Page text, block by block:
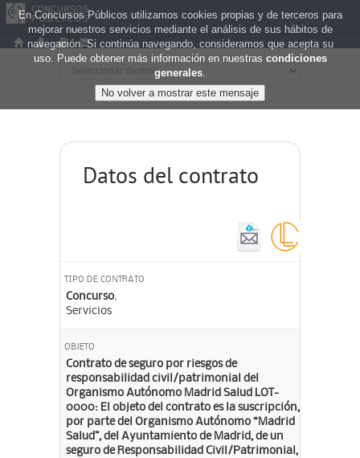
Datos del contrato
TIPO DE CONTRATO
Concurso.
Servicios
OBJETO
Contrato de seguro por riesgos de
responsabilidad civil/patrimonial del
Organismo Autónomo Madrid Salud LOT-
0000: El objeto del contrato es la suscripción,
por parte del Organismo Autónomo “Madrid
Salud”, del Ayuntamiento de Madrid, de un
seguro de Responsabilidad Civil/Patrimonial,
En Concursos Públicos utilizamos cookies propias y de terceros para
mejorar nuestros servicios mediante el análisis de sus hábitos de
navegación. Si continúa navegando, consideramos que acepta su
uso. Puede obtener más información en nuestras condiciones
generales.